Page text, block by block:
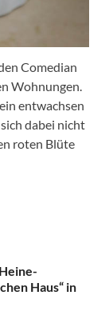
Comedian
Wohnungen.
entwachsen
dabei nicht
roten Blüte
Haus“ in